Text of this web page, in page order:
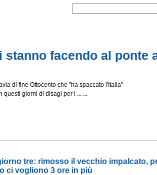
stanno facendo al ponte
di fine Ottocento che "ha spaccato l'Italia"
questi giorni di disagi per i ... ...
tre: rimosso il vecchio impalcato,
ci vogliono 3 ore in più